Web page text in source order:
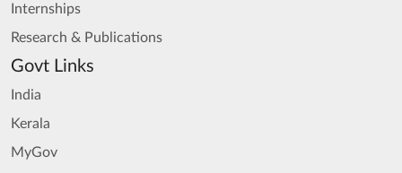
Internships
Research & Publications
Govt Links
India
Kerala
MyGov